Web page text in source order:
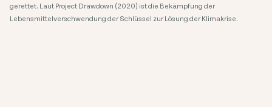
gerettet. Laut Project Drawdown (2020) ist die Bekämpfung der
Lebensmittelverschwendung der Schlüssel zur Lösung der Klimakrise.